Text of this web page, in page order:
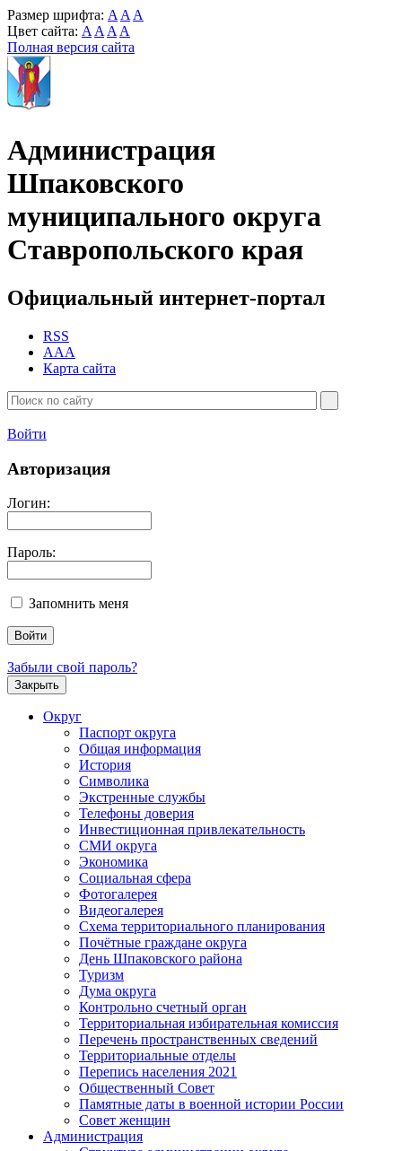
Размер шрифта: A A A
Цвет сайта: A A A A
Полная версия сайта
Администрация
Шпаковского
муниципального округа
Ставропольского края
Официальный интернет-портал
RSS
AAA
Карта сайта
Войти
Авторизация
Логин:
Пароль:
Запомнить меня
Забыли свой пароль?
Закрыть
Округ
Паспорт округа
Общая информация
История
Символика
Экстренные службы
Телефоны доверия
Инвестиционная привлекательность
СМИ округа
Экономика
Социальная сфера
Фотогалерея
Видеогалерея
Схема территориального планирования
Почётные граждане округа
День Шпаковского района
Туризм
Дума округа
Контрольно счетный орган
Территориальная избирательная комиссия
Перечень пространственных сведений
Территориальные отделы
Перепись населения 2021
Общественный Совет
Памятные даты в военной истории России
Совет женщин
Администрация